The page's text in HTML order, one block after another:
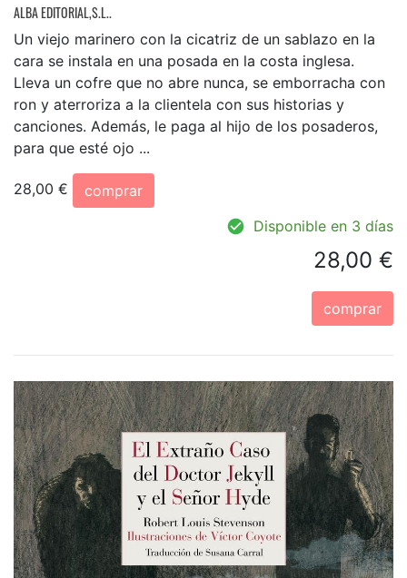
ALBA EDITORIAL,S.L..
Un viejo marinero con la cicatriz de un sablazo en la
cara se instala en una posada en la costa inglesa.
Lleva un cofre que no abre nunca, se emborracha con
ron y aterroriza a la clientela con sus historias y
canciones. Además, le paga al hijo de los posaderos,
para que esté ojo ...
28,00 €
comprar
Disponible en 3 días
28,00 €
comprar